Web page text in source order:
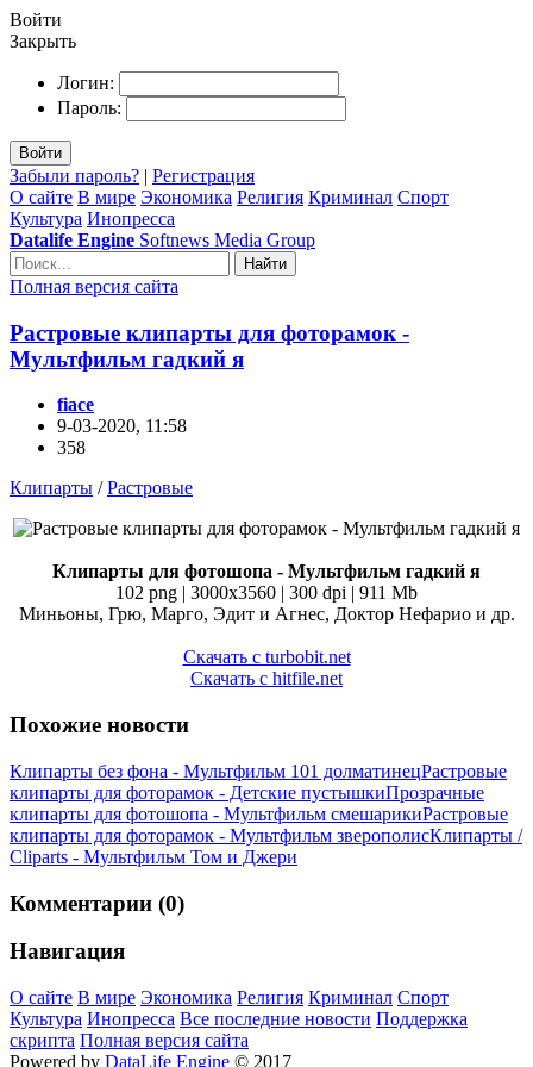
Войти
Закрыть
Логин:
Пароль:
Войти
Забыли пароль? | Регистрация
О сайте В мире Экономика Религия Криминал Спорт
Культура Инопресса
Datalife Engine Softnews Media Group
Найти
Полная версия сайта
Растровые клипарты для фоторамок -
Мультфильм гадкий я
fiace
9-03-2020, 11:58
358
Клипарты /Растровые
Клипарты для фотошопа - Мультфильм гадкий я
102 png | 3000х3560 | 300 dpi | 911 Mb
Миньоны, Грю, Марго, Эдит и Агнес, Доктор Нефарио и др.
Скачать с turbobit.net
Скачать с hitfile.net
Похожие новости
Клипарты без фона - Мультфильм 101 долматинецРастровые
клипарты для фоторамок - Детские пустышкиПрозрачные
клипарты для фотошопа - Мультфильм смешарикиРастровые
клипарты для фоторамок - Мультфильм зверополисКлипарты /
Cliparts - Мультфильм Том и Джери
Комментарии (0)
Навигация
О сайте В мире Экономика Религия Криминал Спорт
Культура Инопресса Все последние новости Поддержка
скрипта Полная версия сайта
Powered by DataLife Engine © 2017